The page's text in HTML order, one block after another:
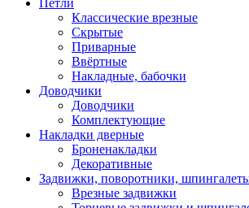
Петли
Классические врезные
Скрытые
Приварные
Ввёртные
Накладные, бабочки
Доводчики
Доводчики
Комплектующие
Накладки дверные
Броненакладки
Декоративные
Задвижки, поворотники,
Врезные задвижки